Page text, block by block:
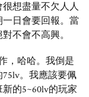
想盡量不欠人人
日會要回報。當
不會不高興。
，哈哈。我倒是
。我應該要佩
的5~60lv的玩家